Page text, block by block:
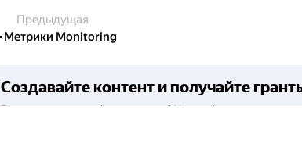
Предыдущая
Метрики Monitoring
Создавайте контент и получайте
Готовы написать своё руководство? Участвуйте в контент-